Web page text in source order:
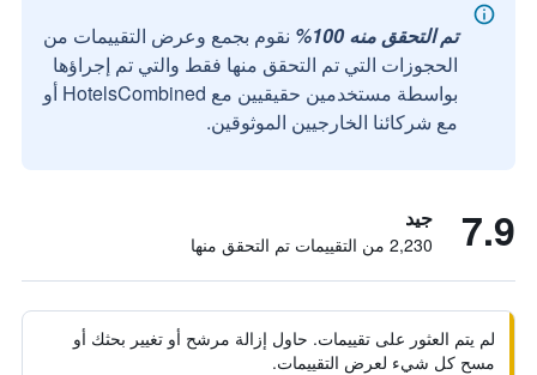
تم التحقق منه 100%
نقوم بجمع وعرض التقييمات من
الحجوزات التي تم التحقق منها فقط والتي تم إجراؤها
بواسطة مستخدمين حقيقيين مع HotelsCombined أو
مع شركائنا الخارجيين الموثوقين.
7.9 جيد
2,230 من التقييمات تم التحقق منها
لم يتم العثور على تقييمات. حاول إزالة مرشح أو تغيير بحثك أو
مسح كل شيء لعرض التقييمات.